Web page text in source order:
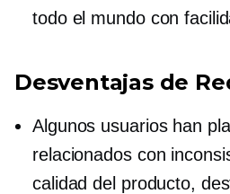
todo el mundo con
Desventajas de
Algunos usuarios han
relacionados con
calidad del producto,